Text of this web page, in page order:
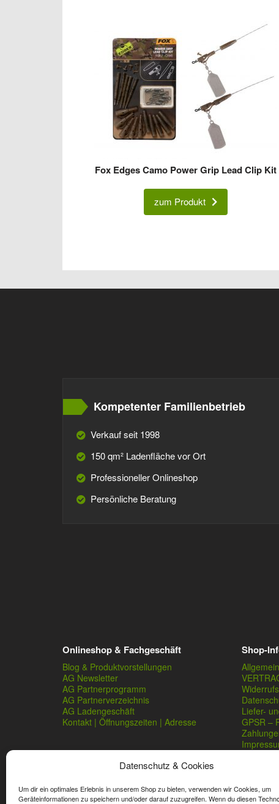
Datenschutz & Cookies
Um dir ein optimales Erlebnis in unserem Shop zu bieten, verwenden wir Cookies, um
Geräteinformationen zu speichern und/oder darauf zuzugreifen. Wenn du diesen
Fox Edges Camo Power Grip Lead Clip Kit
zum Produkt
Kompetenter Familienbetrieb
Verkauf seit 1998
150 qm² Ladenfläche vor Ort
Professioneller Onlineshop
Persönliche Beratung
Onlineshop & Fachgeschäft
Blog & Produktvorstellungen
AG Newsletter
AG Partnerprogramm
AG Partnerverzeichnis
AG Ladengeschäft
Kontakt | Öffnungszeiten | Adresse
Shop-
Liefer-
GPSR –